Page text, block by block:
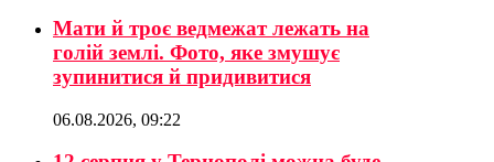
Мати й троє ведмежат лежать на
голій землі. Фото, яке змушує
зупинитися й придивитися
06.08.2026, 09:22